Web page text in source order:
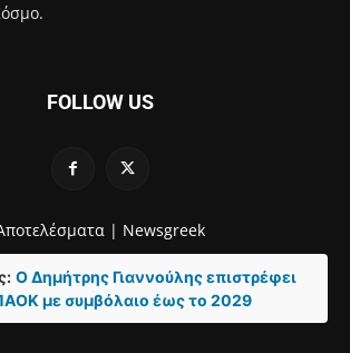
FOLLOW US
| Newsgreek
Ο Δημήτρης Γιαννούλης επιστρέφει
με συμβόλαιο έως το 2029